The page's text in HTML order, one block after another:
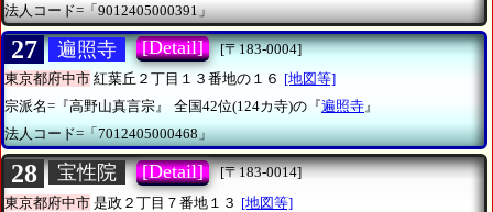
法人コード=「9012405000391」
27 遍照寺 [Detail]
[〒183-0004]
東京都府中市 紅葉丘２丁目１３番地の１６ [地図等]
宗派名=『高野山真言宗』
全国42位(124カ寺)の『遍照寺』
法人コード=「7012405000468」
28 宝性院 [Detail]
[〒183-0014]
東京都府中市 是政２丁目７番地１３ [地図等]